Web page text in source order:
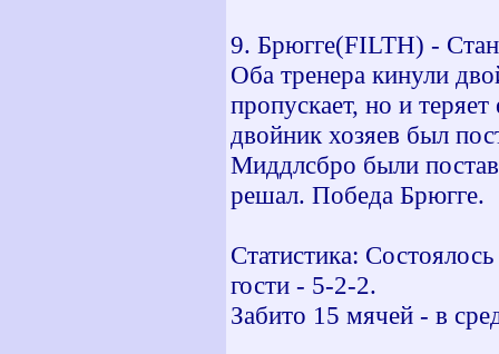
9. Брюгге(FILTH) -
Оба тренера кинули
пропускает, но и
двойник хозяев был
Миддлсбро были
решал. Победа Брюгге.
Статистика:
гости - 5-2-2.
Забито 15 мячей - в